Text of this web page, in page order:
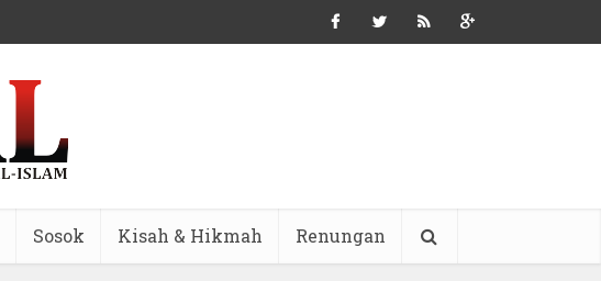
Sosok Kisah & Hikmah Renungan